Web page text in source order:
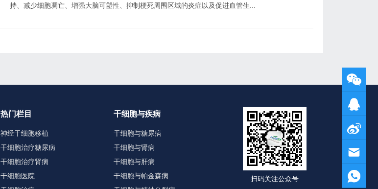
持、减少细胞凋亡、增强大脑可塑性、抑制梗死周围区域的炎症以及促进血管生...
热门栏目
神经干细胞移植
干细胞治疗糖尿病
干细胞治疗肾病
干细胞医院
干细胞与疾病
干细胞与糖尿病
干细胞与肾病
干细胞与肝病
干细胞与帕金森病
扫码关注公众号